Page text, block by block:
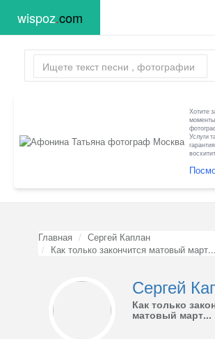
wispoz.com
Хотите
Услуги
Главная
Сергей Каплан
Как только закончится матовый март...
Сергей
Как только
матовый март...